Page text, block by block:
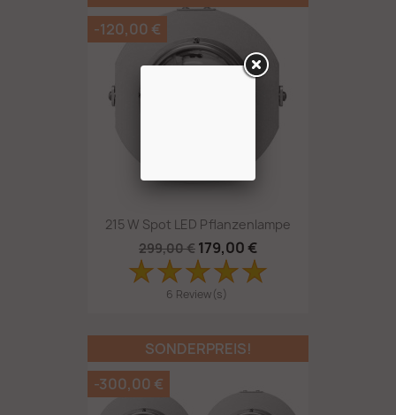
215 W Spot LED Pflanzenlampe
299,00 € 179,00 €
6 Review(s)
-120,00 €
SONDERPREIS!
-300,00 €